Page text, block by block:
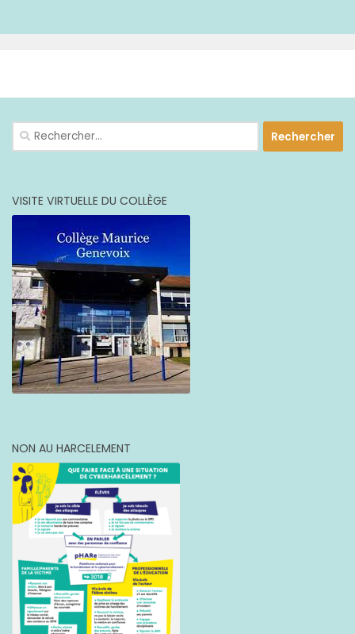
Rechercher :
VISITE VIRTUELLE DU COLLÈGE
NON AU HARCELEMENT